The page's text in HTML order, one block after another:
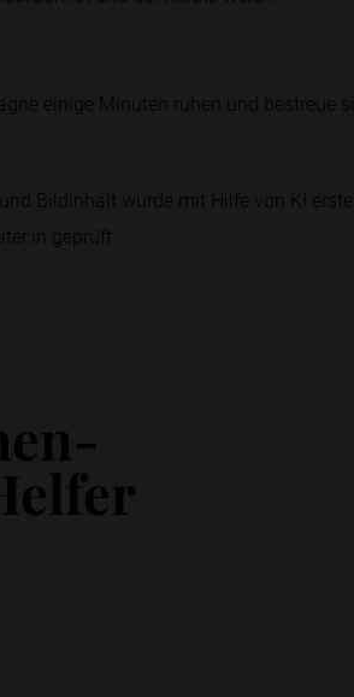
einige Minuten ruhen und bestreue
Bildinhalt wurde mit Hilfe von KI
geprüft.